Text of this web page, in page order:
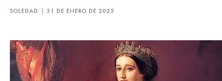
SOLEDAD 31 DE ENERO DE 2025